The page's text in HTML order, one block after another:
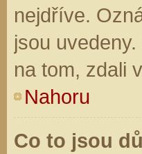
nejdříve.
jsou
na tom, zdali
Nahoru
Co to jsou